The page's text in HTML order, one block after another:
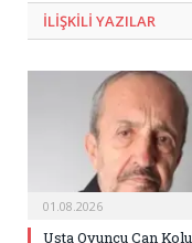
ILIŞKILI YAZILAR
01.08.2026
Usta Oyuncu Can